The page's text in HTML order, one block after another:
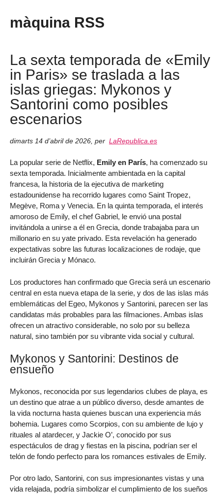
màquina RSS
La sexta temporada de «Emily
in Paris» se traslada a las
islas griegas: Mykonos y
Santorini como posibles
escenarios
dimarts 14 d’abril de 2026 per LaRepublica.es
La popular serie de Netflix, Emily en París, ha comenzado su
sexta temporada. Inicialmente ambientada en la capital
francesa, la historia de la ejecutiva de marketing
estadounidense ha recorrido lugares como Saint Tropez,
Megève, Roma y Venecia. En la quinta temporada, el interés
amoroso de Emily, el chef Gabriel, le envió una postal
invitándola a unirse a él en Grecia, donde trabajaba para un
millonario en su yate privado. Esta revelación ha generado
expectativas sobre las futuras localizaciones de rodaje, que
incluirán Grecia y Mónaco.
Los productores han confirmado que Grecia será un escenario
central en esta nueva etapa de la serie, y dos de las islas más
emblemáticas del Egeo, Mykonos y Santorini, parecen ser las
candidatas más probables para las filmaciones. Ambas islas
ofrecen un atractivo considerable, no solo por su belleza
natural, sino también por su vibrante vida social y cultural.
Mykonos y Santorini: Destinos de
ensueño
Mykonos, reconocida por sus legendarios clubes de playa, es
un destino que atrae a un público diverso, desde amantes de
la vida nocturna hasta quienes buscan una experiencia más
bohemia. Lugares como Scorpios, con su ambiente de lujo y
rituales al atardecer, y Jackie O’, conocido por sus
espectáculos de drag y fiestas en la piscina, podrían ser el
telón de fondo perfecto para los romances estivales de Emily.
Por otro lado, Santorini, con sus impresionantes vistas y una
vida relajada, podría simbolizar el cumplimiento de los sueños